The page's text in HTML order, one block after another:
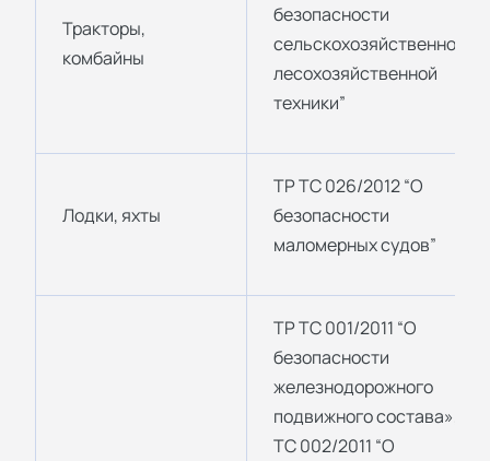
Тракторы,
комбайны
безопасности
сельскохозяйственной и
лесохозяйственной
техники”
Лодки, яхты
ТР ТС 026/2012 “О
безопасности
маломерных судов”
ТР ТС 001/2011 “О
безопасности
железнодорожного
подвижного состава», ТР
ТС 002/2011 “О